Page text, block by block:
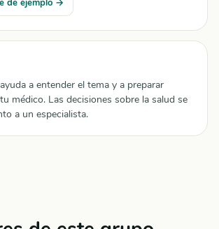
de ejemplo →
a entender el tema y a preparar
médico. Las decisiones sobre la salud se
a un especialista.